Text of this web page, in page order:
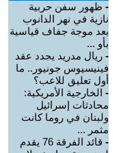
- ظهور سفن حربية
نازية في نهر الدانوب
بعد موجة جفاف قياسية
بأو ...
- ريال مدريد يجدد عقد
فينيسيوس جونيور.. ما
أول تعليق للاعب؟
- الخارجية الأمريكية:
محادثات إسرائيل
ولبنان في روما كانت
مثمر ...
-
قائد الفرقة 76 يقدم